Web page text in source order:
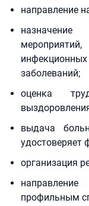
направление
заболеваний;
оценка
выдача
удостоверяет
организация
профильным